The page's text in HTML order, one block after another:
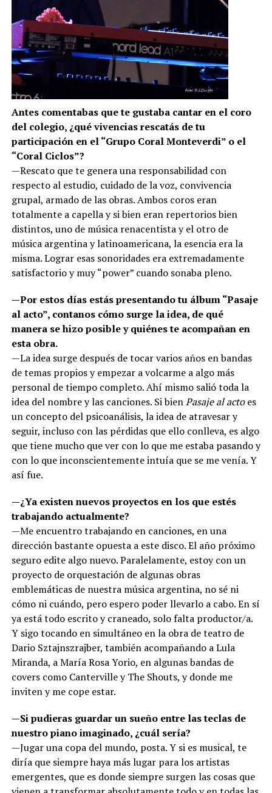
Antes comentabas que te gustaba cantar en el coro
del colegio, ¿qué vivencias rescatás de tu
participación en el “Grupo Coral Monteverdi” o el
“Coral Ciclos”?
—Rescato que te genera una responsabilidad con
respecto al estudio, cuidado de la voz, convivencia
grupal, armado de las obras. Ambos coros eran
totalmente a capella y si bien eran repertorios bien
distintos, uno de música renacentista y el otro de
música argentina y latinoamericana, la esencia era la
misma. Lograr esas sonoridades era extremadamente
satisfactorio y muy “power” cuando sonaba pleno.
—Por estos días estás presentando tu álbum “Pasaje
al acto”, contanos cómo surge la idea, de qué
manera se hizo posible y quiénes te acompañan en
esta obra.
—La idea surge después de tocar varios años en bandas
de temas propios y empezar a volcarme a algo más
personal de tiempo completo. Ahí mismo salió toda la
idea del nombre y las canciones. Si bienPasaje al actoes
un concepto del psicoanálisis, la idea de atravesar y
seguir, incluso con las pérdidas que ello conlleva, es algo
que tiene mucho que ver con lo que me estaba pasando y
con lo que inconscientemente intuía que se me venía. Y
así fue.
—¿Ya existen nuevos proyectos en los que estés
trabajando actualmente?
—Me encuentro trabajando en canciones, en una
dirección bastante opuesta a este disco. El año próximo
seguro edite algo nuevo. Paralelamente, estoy con un
proyecto de orquestación de algunas obras
emblemáticas de nuestra música argentina, no sé ni
cómo ni cuándo, pero espero poder llevarlo a cabo. En sí
ya está todo escrito y craneado, solo falta productor/a.
Y sigo tocando en simultáneo en la obra de teatro de
Dario Sztajnszrajber, también acompañando a Lula
Miranda, a María Rosa Yorio, en algunas bandas de
covers como Canterville y The Shouts, y donde me
inviten y me cope estar.
—Si pudieras guardar un sueño entre las teclas de
nuestro piano imaginado, ¿cuál sería?
—Jugar una copa del mundo, posta. Y si es musical, te
diría que siempre haya más lugar para los artistas
emergentes, que es donde siempre surgen las cosas que